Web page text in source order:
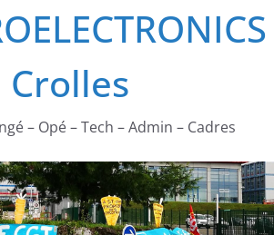
Crolles
– Opé – Tech – Admin – Cadres